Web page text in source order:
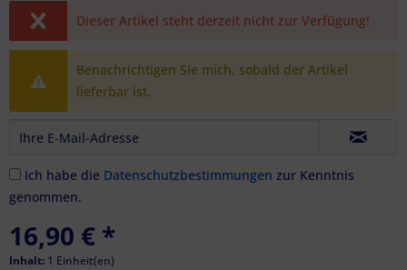
Dieser Artikel steht derzeit nicht zur Verfügung!
Benachrichtigen Sie mich, sobald der Artikel
lieferbar ist.
Ich habe die Datenschutzbestimmungen zur Kenntnis
genommen.
16,90 € *
Inhalt: 1 Einheit(en)